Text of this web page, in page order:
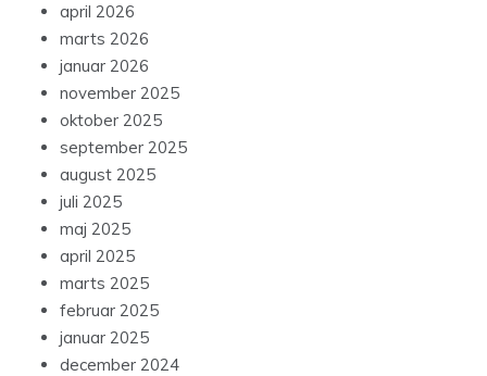
april 2026
marts 2026
januar 2026
november 2025
oktober 2025
september 2025
august 2025
juli 2025
maj 2025
april 2025
marts 2025
februar 2025
januar 2025
december 2024